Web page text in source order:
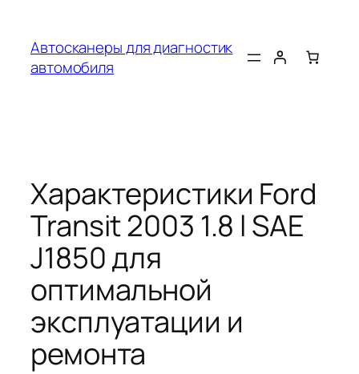
содержимому
Автосканеры для диагностик
автомобиля
Характеристики Ford
Transit 2003 1.8 l SAE
J1850 для
оптимальной
эксплуатации и
ремонта